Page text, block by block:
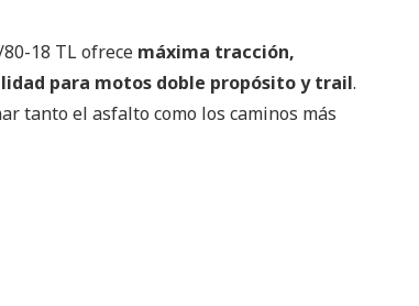
18 TL ofrece máxima tracción,
para motos doble propósito y trail.
tanto el asfalto como los caminos más